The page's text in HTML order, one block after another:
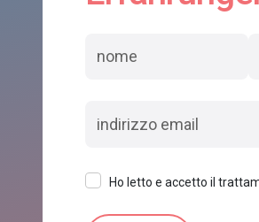
Ho letto e accetto il